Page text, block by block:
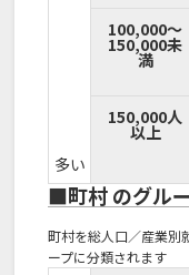
多い
100,000～
150,000未
満
150,000人
以上
■町村 のグル
町村を総人口／産業別
ープに分類されます